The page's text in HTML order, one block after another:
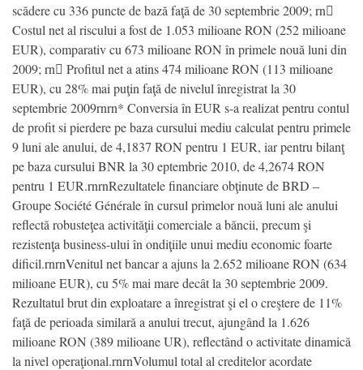
scădere cu 336 puncte de bază faţă de 30 septembrie 2009; rn􀀗
Costul net al riscului a fost de 1.053 milioane RON (252 milioane
EUR), comparativ cu 673 milioane RON în primele nouă luni din
2009; rn􀀗 Profitul net a atins 474 milioane RON (113 milioane
EUR), cu 28% mai puţin faţă de nivelul înregistrat la 30
septembrie 2009rnrn* Conversia în EUR s-a realizat pentru contul
de profit si pierdere pe baza cursului mediu calculat pentru primele
9 luni ale anului, de 4,1837 RON pentru 1 EUR, iar pentru bilanţ
pe baza cursului BNR la 30 eptembrie 2010, de 4,2674 RON
pentru 1 EUR.rnrnRezultatele financiare obţinute de BRD –
Groupe Société Générale în cursul primelor nouă luni ale anului
reflectă robusteţea activităţii comerciale a băncii, precum şi
rezistenţa business-ului în ondiţiile unui mediu economic foarte
dificil.rnrnVenitul net bancar a ajuns la 2.652 milioane RON (634
milioane EUR), cu 5% mai mare decât la 30 septembrie 2009.
Rezultatul brut din exploatare a înregistrat şi el o creştere de 11%
faţă de perioada similară a anului trecut, ajungând la 1.626
milioane RON (389 milioane UR), reflectând o activitate dinamică
la nivel operaţional.rnrnVolumul total al creditelor acordate